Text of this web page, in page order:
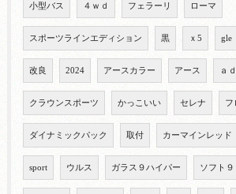
小型バス ４ｗｄ フェラーリ ローマ
スポーツラインエディション 黒 ｘ5 gle
改良 2024 アースカラー アース ａｄ
クラウンスポーツ かっこいい セレナ フ
ダイナミックパック 取付 カーマインレッド
sport ウルス ガラス９ハイパー ソフト９